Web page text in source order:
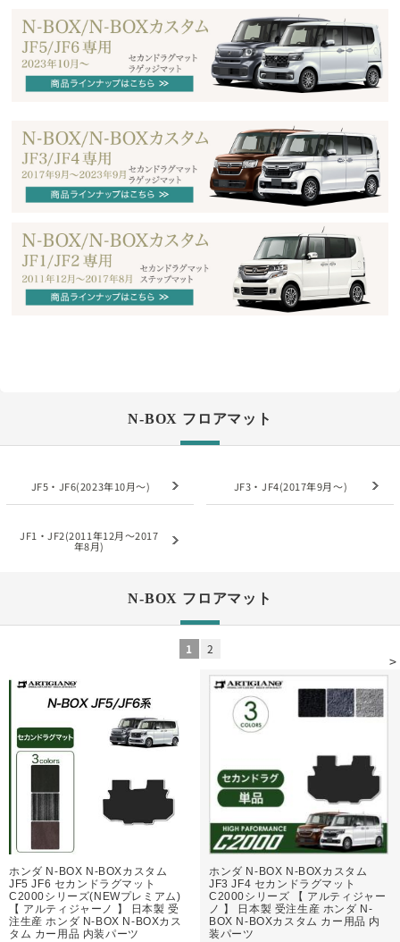
N-BOX フロアマット
JF5・JF6(2023年10月～) JF3・JF4(2017年9月～)
JF1・JF2(2011年12月～2017
年8月)
N-BOX フロアマット
>
1 2
ホンダ N-BOX N-BOXカスタム
JF5 JF6 セカンドラグマット
C2000シリーズ(NEWプレミアム)
【 アルティジャーノ 】 日本製 受
注生産 ホンダ N-BOX N-BOXカス
タム カー用品 内装パーツ
ホンダ N-BOX N-BOXカスタム
JF3 JF4 セカンドラグマット
C2000シリーズ 【 アルティジャー
ノ 】 日本製 受注生産 ホンダ N-
BOX N-BOXカスタム カー用品 内
装パーツ